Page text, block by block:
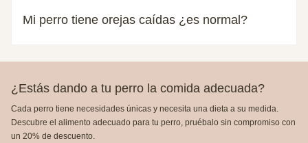
Mi perro tiene orejas caídas ¿es normal?
¿Estás dando a tu perro la comida adecuada?
Cada perro tiene necesidades únicas y necesita una dieta a su medida.
Descubre el alimento adecuado para tu perro, pruébalo sin compromiso con
un 20% de descuento.